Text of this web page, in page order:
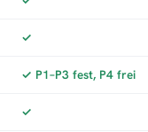
✓
✓ P1–P3 fest, P4 frei
✓